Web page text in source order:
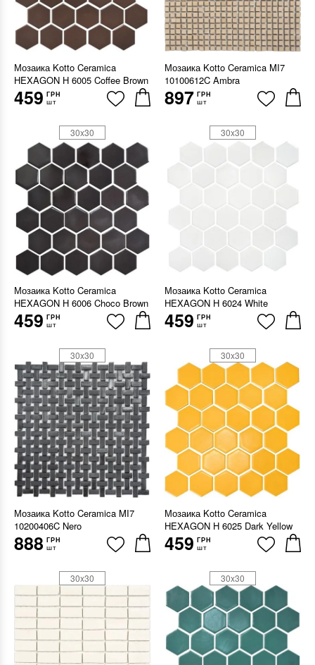
Мозаика Kotto Ceramica
HEXAGON H 6005 Coffee Brown
459 ГРН
шт
Мозаика Kotto Ceramica MI7
10100612C Ambra
897 ГРН
шт
Мозаика Kotto Ceramica
HEXAGON H 6006 Choco Brown
459 ГРН
шт
30x30
Мозаика Kotto Ceramica
HEXAGON H 6024 White
459 ГРН
шт
30x30
Мозаика Kotto Ceramica MI7
10200406C Nero
888 ГРН
шт
30x30
Мозаика Kotto Ceramica
HEXAGON H 6025 Dark Yellow
459 ГРН
шт
30x30
30x30 30x30